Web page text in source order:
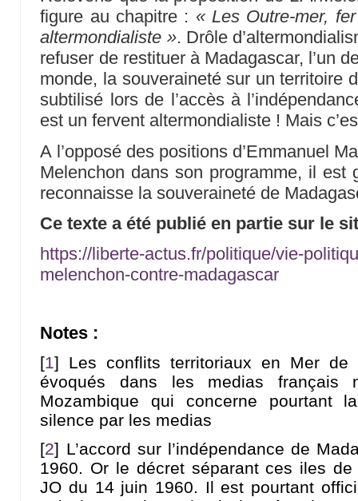
figure au chapitre : « Les Outre-mer,
altermondialiste ». Drôle
refuser de restituer à Madagascar, l’un
monde, la souveraineté sur un territoire
subtilisé lors de l’accès à
est un fervent altermondialiste ! Mais
A l’opposé des positions d’Emmanuel
Melenchon dans son programme, il est
reconnaisse la souveraineté de
Ce texte a été publié en partie sur le
https://liberte-actus.fr/politique/vie-
melenchon-contre-madagascar
Notes :
[1] Les conflits territoriaux en Mer de
évoqués dans les medias
Mozambique qui concerne pourtant
silence par les medias
[2] L’accord sur l’indépendance de
1960. Or le décret séparant ces iles
JO du 14 juin 1960. Il est pourtant